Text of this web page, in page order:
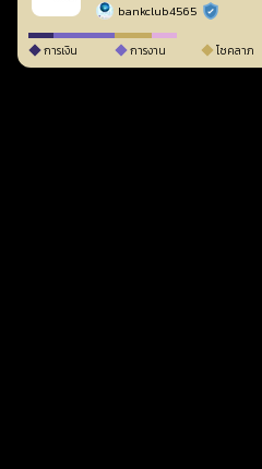
bankclub4565 ร้านยืนยันแล้ว
การเงิน การงาน โชคลาภ